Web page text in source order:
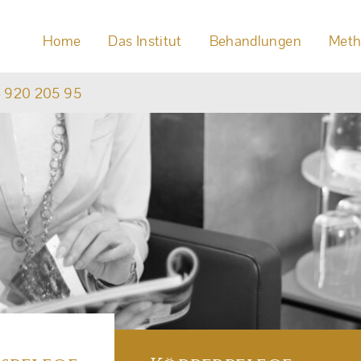
überspringen
Home Das Institut Behandlungen
920 205 95